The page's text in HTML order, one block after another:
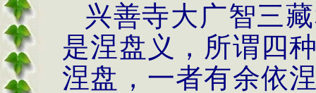
兴善寺大广智三
是涅盘义，所谓四
涅盘，一者有余依